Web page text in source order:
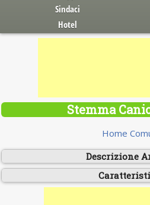
Sindaci
Hotel
Stemma
Home
Descrizione